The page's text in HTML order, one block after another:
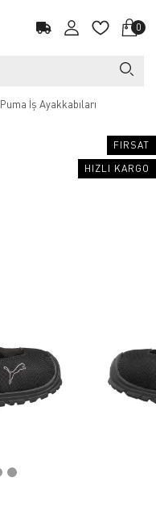
0
Puma İş Ayakkabıları
FIRSAT
HIZLI KARGO